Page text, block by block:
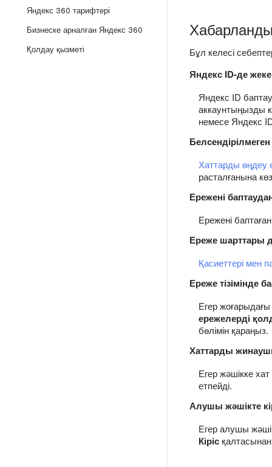
Яндекс 360 тарифтері
Бизнеске арналған Яндекс 360
Қолдау қызметі
Бұл келесі
Яндекс ID-де
Яндекс ID
аккаунтыңызды
немесе Яндекс
Хаттарды өңдеу
расталғанына
Ережені
Ережені
Ереже шарттары
Қасиеттері мен
Ереже тізімінде
Егер
ережелерді
бөлімін қараңыз.
Хаттарды
Егер жәшікке
етпейді.
Алушы жәшікте
Егер алушы
Кіріс